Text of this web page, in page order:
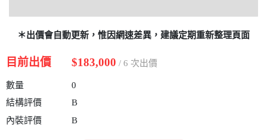
＊出價會自動更新，惟因網速差異，建議定期重新整理頁面
目前出價 $183,000 / 6 次出價
數量
0
結構評價
B
內裝評價
B